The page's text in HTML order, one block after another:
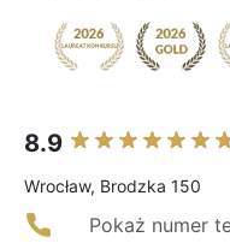
8.9
Wrocław, Brodzka 150
Pokaż numer